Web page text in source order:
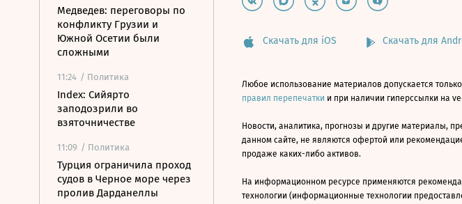
Медведев: переговоры по
конфликту Грузии и
Южной Осетии были
сложными
11:24 / Политика
Index: Сийярто
заподозрили во
взяточничестве
11:09 / Политика
Турция ограничила проход
судов в Черное море через
пролив Дарданеллы
Скачать для iOS Скачать для
Любое использование материалов допускается
правил перепечатки и при наличии гиперссылки на
Новости, аналитика, прогнозы и другие материалы,
данном сайте, не являются офертой или
продаже каких-либо активов.
На информационном ресурсе применяются
технологии (информационные технологии